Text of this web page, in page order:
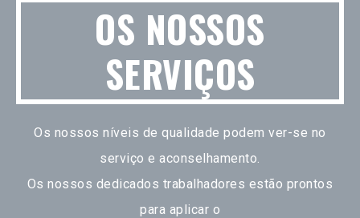
OS NOSSOS
SERVIÇOS
Os nossos níveis de qualidade podem ver-se no
serviço e aconselhamento.
Os nossos dedicados trabalhadores estão prontos
para aplicar o